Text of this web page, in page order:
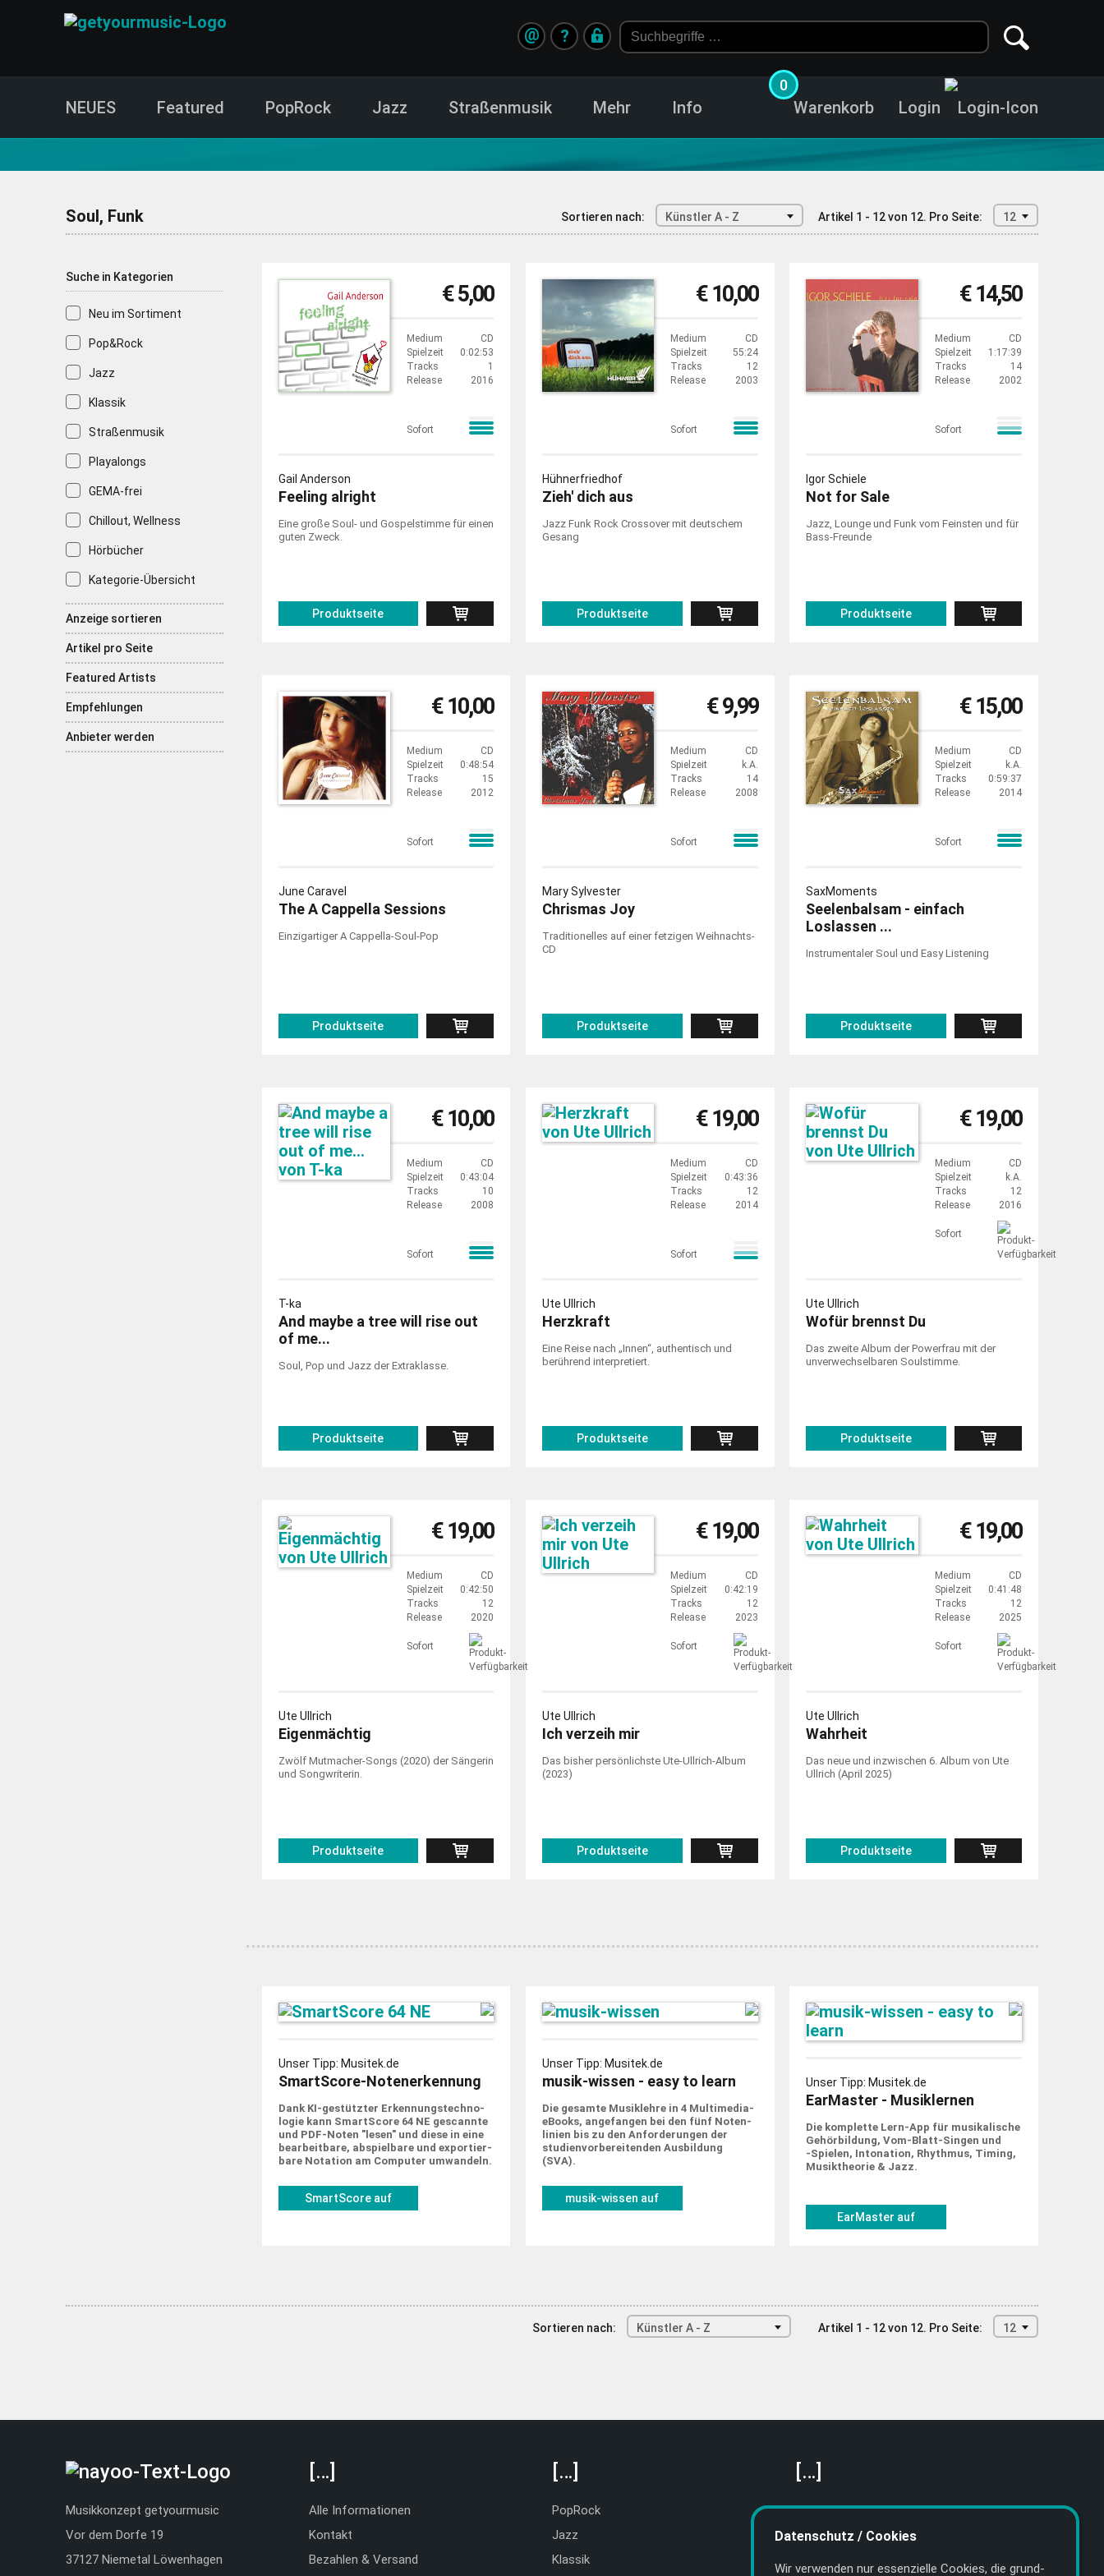
?
@
NEUES Featured PopRock Jazz Straßenmusik Mehr Info Login
Warenkorb
0
Soul, Funk Sortieren nach: Künstler A - Z Artikel 1 - 12 von 12. Pro Seite: 12
Suche in Kategorien
Neu im Sortiment
Pop&Rock
Jazz
Klassik
Straßenmusik
Playalongs
GEMA-frei
Chillout, Wellness
Hörbücher
Kategorie-Übersicht
Anzeige sortieren
Artikel pro Seite
Featured Artists
Empfehlungen
Anbieter werden
€ 5,00
Medium
CD
Spielzeit
0:02:53
Tracks
1
Release
2016
Sofort
Gail Anderson
Feeling alright
Eine große Soul- und Gospelstimme für einen
guten Zweck.
Produktseite
€ 10,00
Medium
CD
Spielzeit
55:24
Tracks
12
Release
2003
Sofort
Hühnerfriedhof
Zieh' dich aus
Jazz Funk Rock Crossover mit deutschem
Gesang
Produktseite
€ 14,50
Medium
CD
Spielzeit
1:17:39
Tracks
14
Release
2002
Sofort
Igor Schiele
Not for Sale
Jazz, Lounge und Funk vom Feinsten und für
Bass-Freunde
Produktseite
€ 10,00
Medium
CD
Spielzeit
0:48:54
Tracks
15
Release
2012
Sofort
June Caravel
The A Cappella Sessions
Einzigartiger A Cappella-Soul-Pop
Produktseite
€ 9,99
Medium
CD
Spielzeit
k.A.
Tracks
14
Release
2008
Sofort
Mary Sylvester
Chrismas Joy
Traditionelles auf einer fetzigen Weihnachts-
CD
Produktseite
€ 15,00
Medium
CD
Spielzeit
k.A.
Tracks
0:59:37
Release
2014
Sofort
SaxMoments
Seelenbalsam - einfach
Loslassen ...
Instrumentaler Soul und Easy Listening
Produktseite
€ 10,00
Medium
CD
Spielzeit
0:43:04
Tracks
10
Release
2008
Sofort
T-ka
And maybe a tree will rise out
of me...
Soul, Pop und Jazz der Extraklasse.
Produktseite
€ 19,00
Medium
CD
Spielzeit
0:43:36
Tracks
12
Release
2014
Sofort
Ute Ullrich
Herzkraft
Eine Reise nach „Innen“, authentisch und
berührend interpretiert.
Produktseite
€ 19,00
Medium
CD
Spielzeit
k.A.
Tracks
12
Release
2016
Sofort
Ute Ullrich
Wofür brennst Du
Das zweite Album der Powerfrau mit der
unverwechselbaren Soulstimme.
Produktseite
€ 19,00
Medium
CD
Spielzeit
0:42:50
Tracks
12
Release
2020
Sofort
Ute Ullrich
Eigenmächtig
Zwölf Mutmacher-Songs (2020) der Sängerin
und Songwriterin.
Produktseite
€ 19,00
Medium
CD
Spielzeit
0:42:19
Tracks
12
Release
2023
Sofort
Ute Ullrich
Ich verzeih mir
Das bisher persönlichste Ute-Ullrich-Album
(2023)
Produktseite
€ 19,00
Medium
CD
Spielzeit
0:41:48
Tracks
12
Release
2025
Sofort
Ute Ullrich
Wahrheit
Das neue und inzwischen 6. Album von Ute
Ullrich (April 2025)
Produktseite
Unser Tipp: Musitek.de
SmartScore-Notenerkennung
Dank KI-gestützter Erkennungs­techno­
logie kann SmartScore 64 NE gescannte
und PDF-Noten "lesen" und diese in eine
bearbeit­bare, abspiel­bare und expor­tier­
bare Notation am Computer um­wandeln.
SmartScore auf
Unser Tipp: Musitek.de
musik-wissen - easy to learn
Die gesamte Musik­lehre in 4 Multimedia-
eBooks, ange­fangen bei den fünf Noten­
linien bis zu den Anforde­rungen der
studien­vorbe­rei­tenden Ausbildung
(SVA).
musik-wissen auf
Unser Tipp: Musitek.de
EarMaster - Musiklernen
Die komplette Lern-App für musi­ka­lische
Gehör­bildung, Vom-Blatt-Singen und
‑Spielen, Into­nation, Rhythmus, Timing,
Musik­theorie & Jazz.
EarMaster auf
Sortieren nach: Künstler A - Z Artikel 1 - 12 von 12. Pro Seite: 12
Musikkonzept getyourmusic
Vor dem Dorfe 19
37127 Niemetal Löwenhagen
[…]
Alle Informationen
Kontakt
Bezahlen & Versand
[…]
PopRock
Jazz
Klassik
[…]
Featured Artists
About getyourmusic
Datenschutz / Cookies
Wir verwenden nur essenzielle Cookies, die grund­